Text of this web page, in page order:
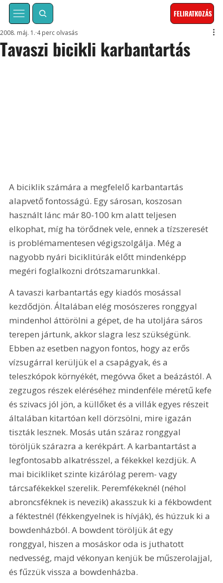
FELIRATKOZÁS
Tavaszi bicikli karbantartás
2008. máj. 1. 4 perc olvasás
A biciklik számára a megfelelő karbantartás
alapvető fontosságú. Egy sárosan, koszosan
használt lánc már 80-100 km alatt teljesen
elkophat, míg ha törődnek vele, ennek a tízszeresét
is problémamentesen végigszolgálja. Még a
nagyobb nyári biciklitúrák előtt mindenképp
megéri foglalkozni drótszamarunkkal.
A tavaszi karbantartás egy kiadós mosással
kezdődjön. Általában elég mosószeres ronggyal
mindenhol áttörölni a gépet, de ha utoljára sáros
terepen jártunk, akkor slagra lesz szükségünk.
Ebben az esetben nagyon fontos, hogy az erős
vízsugárral kerüljük el a csapágyak, és a
teleszkópok környékét, megóvva őket a beázástól. A
zegzugos részek eléréséhez mindenféle méretű kefe
és szivacs jól jön, a küllőket és a villák egyes részeit
általában kitartóan kell dörzsölni, mire igazán
tiszták lesznek. Mosás után száraz ronggyal
töröljük szárazra a kerékpárt. A karbantartást a
legfontosabb alkatrésszel, a fékekkel kezdjük. A
mai bicikliket szinte kizárólag perem- vagy
tárcsafékekkel szerelik. Peremfékeknél (néhol
abroncsféknek is nevezik) akasszuk ki a fékbowdent
a féktestnél (fékkengyelnek is hívják), és húzzuk ki a
bowdenházból. A bowdent töröljük át egy
ronggyal, hiszen a mosáskor oda is juthatott
nedvesség, majd vékonyan kenjük be műszerolajjal,
és fűzzük vissza a bowdenházba.